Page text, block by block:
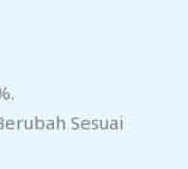
Sesuai